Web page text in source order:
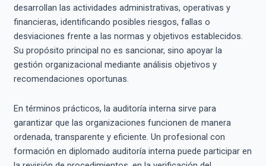
desarrollan las actividades administrativas, operativas y
financieras, identificando posibles riesgos, fallas o
desviaciones frente a las normas y objetivos establecidos.
Su propósito principal no es sancionar, sino apoyar la
gestión organizacional mediante análisis objetivos y
recomendaciones oportunas.
En términos prácticos, la auditoría interna sirve para
garantizar que las organizaciones funcionen de manera
ordenada, transparente y eficiente. Un profesional con
formación en diplomado auditoría interna puede participar en